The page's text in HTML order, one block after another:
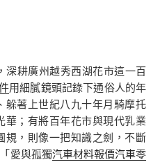
深耕廣州越秀西湖花市這一百
用細膩鏡頭記錄下通俗人的年
躲著上世紀八九十年月騎摩托
華；有將百年花市與現代乳業
規，則像一把知識之劍，不斷
愛與孤獨汽車材料報價汽車零